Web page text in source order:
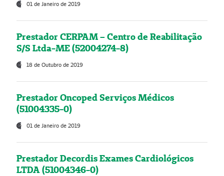
01 de Janeiro de 2019
Prestador CERPAM – Centro de Reabilitação
S/S Ltda-ME (52004274-8)
18 de Outubro de 2019
Prestador Oncoped Serviços Médicos
(51004335-0)
01 de Janeiro de 2019
Prestador Decordis Exames Cardiológicos
LTDA (51004346-0)